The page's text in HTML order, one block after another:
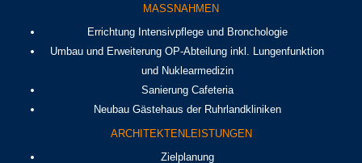
MASSNAHMEN
Errichtung Intensivpflege und Bronchologie
Umbau und Erweiterung OP-Abteilung inkl. Lungenfunktion
und Nuklearmedizin
Sanierung Cafeteria
Neubau Gästehaus der Ruhrlandkliniken
ARCHITEKTENLEISTUNGEN
Zielplanung